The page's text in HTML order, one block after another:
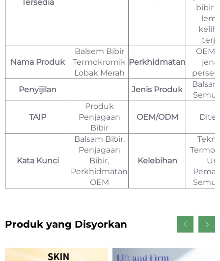
Tersedia
bibir
Nama Produk
Balsem Bibir
Termokromik
Lobak Merah
Perkhidmatan
OEM
Penyijilan
Jenis Produk
TAIP
Produk
Penjagaan
Bibir
OEM/ODM
Kata Kunci
Balsam Bibir,
Penjagaan
Bibir,
Perkhidmatan
OEM
Kelebihan
Produk yang Disyorkan